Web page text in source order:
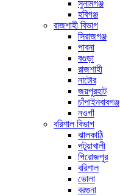
সুনামগঞ্জ
হবিগঞ্জ
রাজশাহী বিভাগ
সিরাজগঞ্জ
পাবনা
বগুড়া
রাজশাহী
নাটোর
জয়পুরহাট
চাঁপাইনবাবগঞ্জ
নওগাঁ
বরিশাল বিভাগ
ঝালকাঠি
পটুয়াখালী
পিরোজপুর
বরিশাল
ভোলা
বরগুনা